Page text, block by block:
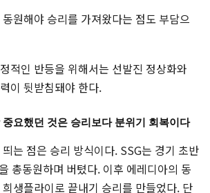
원해야 승리를 가져왔다는 점도 부담으
적인 반등을 위해서는 선발진 정상화와
이 뒷받침돼야 한다.
요했던 것은 승리보다 분위기 회복이다
는 점은 승리 방식이다. SSG는 경기 초반
총동원하며 버텼다. 이후 에레디아의 동
생플라이로 끝내기 승리를 만들었다. 단